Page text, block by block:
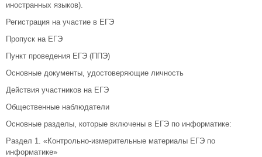
иностранных языков).
Регистрация на участие в ЕГЭ
Пропуск на ЕГЭ
Пункт проведения ЕГЭ (ППЭ)
Основные документы, удостоверяющие личность
Действия участников на ЕГЭ
Общественные наблюдатели
Основные разделы, которые включены в ЕГЭ по информатике:
Раздел 1. «Контрольно-измерительные материалы ЕГЭ по
информатике»